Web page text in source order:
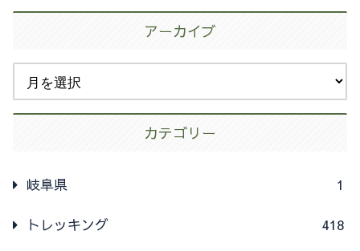
アーカイブ
カテゴリー
岐阜県 1
トレッキング 418